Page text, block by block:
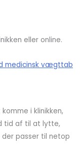
eller online.
medicinsk vægttab
i klinikken,
tid af til at lytte,
passer til netop